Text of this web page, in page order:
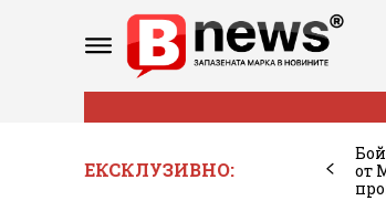
ЕКСКЛУЗИВНО:
от